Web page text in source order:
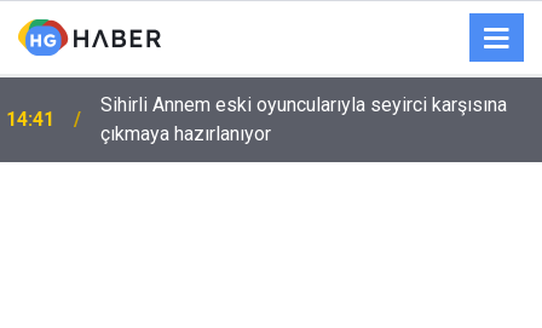
14:41
Sihirli Annem eski oyuncularıyla seyirci karşısına
çıkmaya hazırlanıyor